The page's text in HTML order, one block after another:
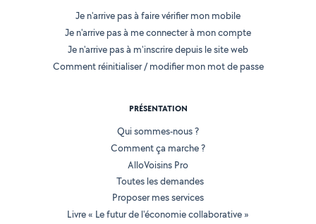
Je n'arrive pas à faire vérifier mon mobile
Je n'arrive pas à me connecter à mon compte
Je n'arrive pas à m'inscrire depuis le site web
Comment réinitialiser / modifier mon mot de passe
PRÉSENTATION
Qui sommes-nous ?
Comment ça marche ?
AlloVoisins Pro
Toutes les demandes
Proposer mes services
Livre « Le futur de l'économie collaborative »